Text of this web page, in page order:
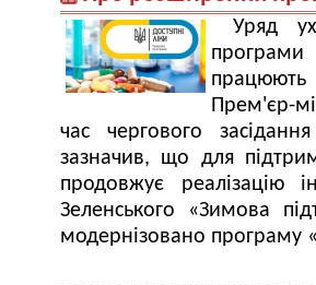
Уряд
програми
Прем'єр-
час чергового
зазначив, що для
продовжує реалізацію
Зеленського «Зимова
модернізовано програму